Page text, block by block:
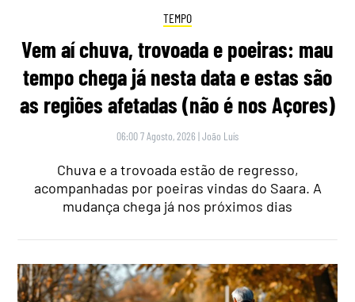
TEMPO
Vem aí chuva, trovoada e poeiras: mau
tempo chega já nesta data e estas são
as regiões afetadas (não é nos Açores)
06:00 7 Agosto, 2026 |João Luís
Chuva e a trovoada estão de regresso,
acompanhadas por poeiras vindas do Saara. A
mudança chega já nos próximos dias